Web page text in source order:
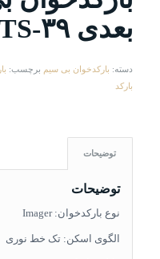
بعدی Tscan TS-۳۹
دسته: بارکدخوان بی سیم برچسب:
بارکد
توضیحات
توضیحات
نوع بارکدخوان: Imager
الگوی اسکن: تک خط نوری